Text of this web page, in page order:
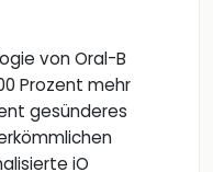
von Oral-B
Prozent mehr
gesünderes
iO